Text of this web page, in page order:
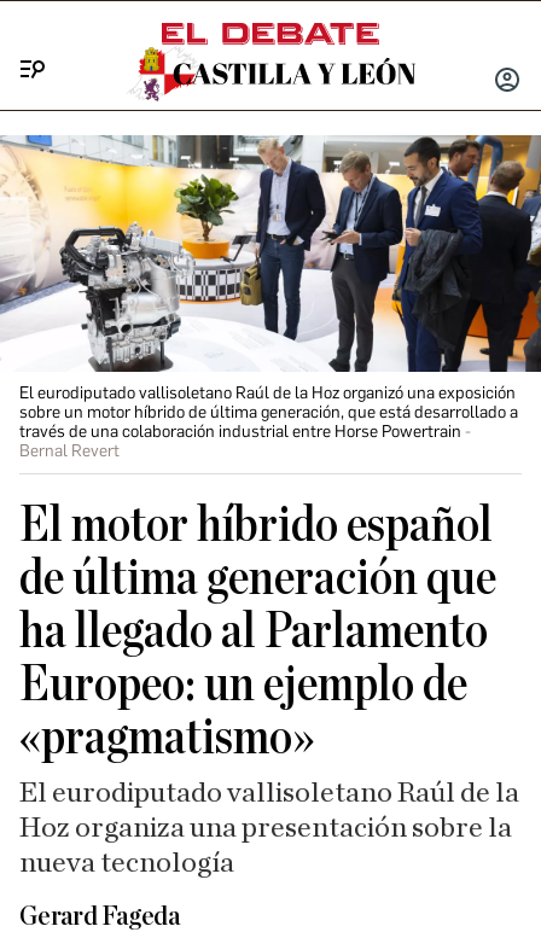
INICIAR
El eurodiputado vallisoletano Raúl de la Hoz organizó una exposición
sobre un motor híbrido de última generación, que está desarrollado a
través de una colaboración industrial entre Horse Powertrain
Bernal Revert
El motor híbrido español
de última generación que
ha llegado al Parlamento
Europeo: un ejemplo de
«pragmatismo»
El eurodiputado vallisoletano Raúl de la
Hoz organiza una presentación sobre la
nueva tecnología
Gerard Fageda